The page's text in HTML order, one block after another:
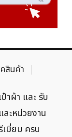
สินค้า
าผ้า และ รับ
ะหน่วยงาน
เมี่ยม ครบ